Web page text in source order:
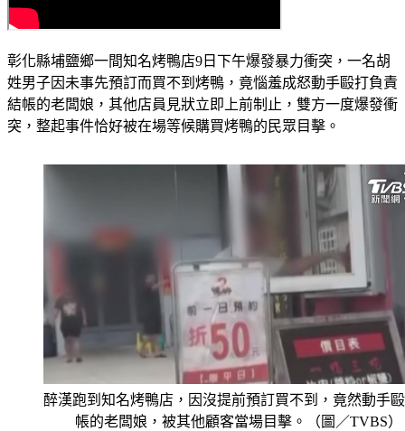
彰化縣埔鹽鄉一間知名烤鴨店9日下午爆發暴力衝突，一名胡
姓男子因未事先預訂而買不到烤鴨，竟惱羞成怒動手毆打負責
結帳的老闆娘，其他店員見狀立即上前制止，雙方一度爆發衝
突，整起事件恰好被在場等候購買烤鴨的民眾目擊。
醉漢跑到知名烤鴨店，因沒提前預訂買不到，竟然動手
帳的老闆娘，被其他顧客當場目擊。（圖／TVBS）